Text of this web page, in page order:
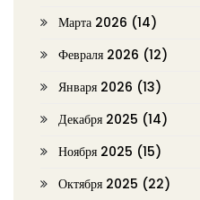
Марта 2026 (14)
Февраля 2026 (12)
Января 2026 (13)
Декабря 2025 (14)
Ноября 2025 (15)
Октября 2025 (22)